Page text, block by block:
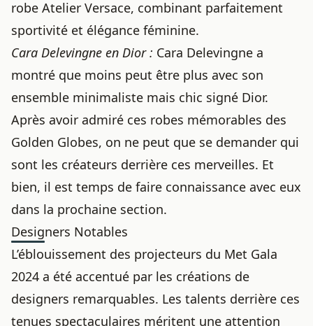
robe Atelier Versace, combinant parfaitement
sportivité et élégance féminine.
Cara Delevingne en Dior : Cara Delevingne a
montré que moins peut être plus avec son
ensemble minimaliste mais chic signé Dior.
Après avoir admiré ces robes mémorables des
Golden Globes, on ne peut que se demander qui
sont les créateurs derrière ces merveilles. Et
bien, il est temps de faire connaissance avec eux
dans la prochaine section.
Designers Notables
L’éblouissement des projecteurs du Met Gala
2024 a été accentué par les créations de
designers remarquables. Les talents derrière ces
tenues spectaculaires méritent une attention